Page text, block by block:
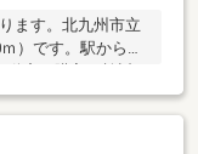
ます。北九州市立
）です。駅から徒
りと選んで下さ
選ぶことで、不動
す。